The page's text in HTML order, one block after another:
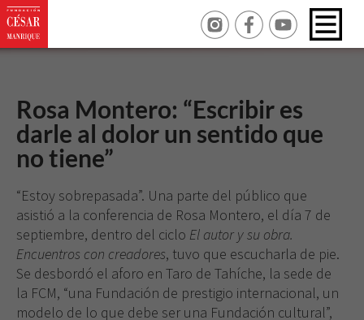
Rosa Montero: “Escribir es
darle al dolor un sentido que
no tiene”
“Estoy sobrepasada”. Una parte del público que
asistió a la conferencia de Rosa Montero, el día 7 de
septiembre, dentro del ciclo El autor y su obra.
Encuentros con creadores, tuvo que escucharla de pie.
Se desbordó el aforo en Taro de Tahíche, la sede de
la FCM, “una Fundación de prestigio internacional, un
modelo de lo que debe ser una Fundación cultural”,